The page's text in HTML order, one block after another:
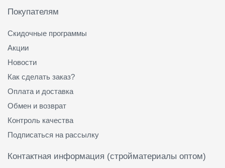
Покупателям
Скидочные программы
Акции
Новости
Как сделать заказ?
Оплата и доставка
Обмен и возврат
Контроль качества
Подписаться на рассылку
Контактная информация (стройматериалы оптом)